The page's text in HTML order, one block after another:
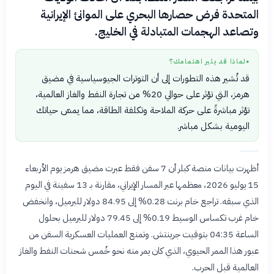
المتحدة فرض حصارها البحري على الموانئ الإيرانية
وتصاعد الهجمات المتبادلة في الخليج.
● لماذا قد يثير اهتمامك؟
قد تُشير هذه التطورات إلى أن التوترات الجيوسياسية في مضيق
هرمز، التي تؤثر على حوالي 20% من تجارة النفط والغاز العالمية،
تؤثر مباشرةً على حركة الملاحة وتكلفة الطاقة، مما يمسّ حياتك
اليومية بشكل مباشر.
أظهرت بيانات منصة كبلر أن 7 سفن فقط عبرت مضيق هرمز يوم الأربعاء
15 يوليو 2026، معظمها عبر المسار الإيراني، مقارنة بـ 13 سفينة في اليوم
الذي سبقه. تراجع خام برنت 0.28% إلى 84.95 دولار للبرميل، وانخفض
خام غرب تكساس الوسيط 0.19% إلى 79.45 دولار للبرميل بحلول
الساعة 04:35 بتوقيت جرينتش. وتمنع العمليات العسكرية السفن من
عبور هذا الممر الحيوي، الذي كان يمر منه نحو خُمس شحنات النفط والغاز
العالمية قبل الحرب.